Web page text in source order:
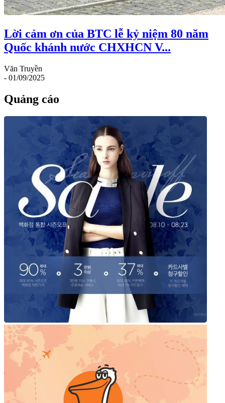
Lời cảm ơn của BTC lễ kỷ niệm 80 năm
Quốc khánh nước CHXHCN V...
Văn Truyền
- 01/09/2025
Quảng cáo